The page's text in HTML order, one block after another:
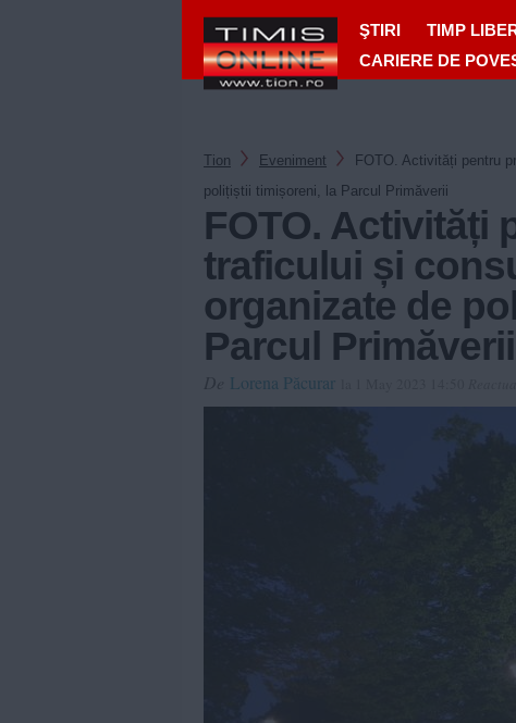
ŞTIRI TIMP
CARIERE DE
Tion Eveniment
FOTO. Activități pentru
polițiștii timișoreni, la Parcul Primăverii
FOTO. Activități
traficului și
organizate de
Parcul Primăverii
Lorena Păcurar